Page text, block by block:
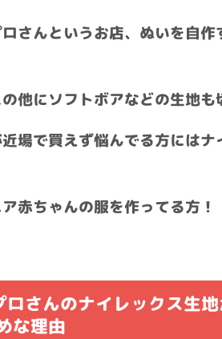
さんというお店、ぬいを自
他にソフトボアなどの生地も
場で買えず悩んでる方には
赤ちゃんの服を作ってる方！
さんのナイレックス生
な理由